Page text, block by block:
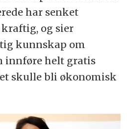
har senket
og sier
kunnskap om
innføre helt gratis
skulle bli økonomisk